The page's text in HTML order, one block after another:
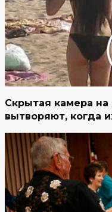
Скрытая камера
вытворяют, когда